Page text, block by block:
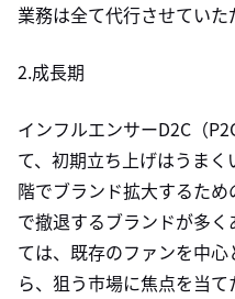
業務は全て代行させていた
2.成長期
インフルエンサーD2C（
て、初期立ち上げはうま
階でブランド拡大するた
で撤退するブランドが多
ては、既存のファンを中
ら、狙う市場に焦点を当